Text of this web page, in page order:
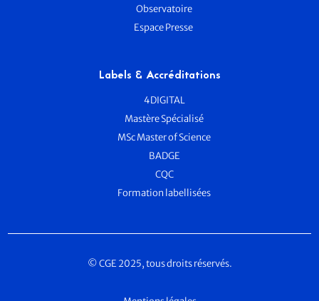
Observatoire
Espace Presse
Labels & Accréditations
4DIGITAL
Mastère Spécialisé
MSc Master of Science
BADGE
CQC
Formation labellisées
© CGE 2025, tous droits réservés.